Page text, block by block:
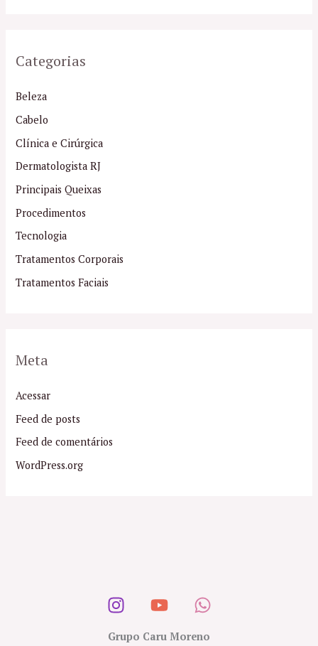
Categorias
Beleza
Cabelo
Clínica e Cirúrgica
Dermatologista RJ
Principais Queixas
Procedimentos
Tecnologia
Tratamentos Corporais
Tratamentos Faciais
Meta
Acessar
Feed de posts
Feed de comentários
WordPress.org
Grupo Caru Moreno